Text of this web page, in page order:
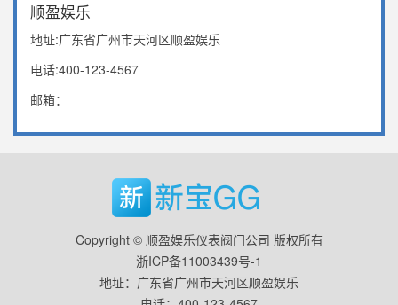
顺盈娱乐
地址:广东省广州市天河区顺盈娱乐
电话:400-123-4567
邮箱：
Copyright © 顺盈娱乐仪表阀门公司 版权所有
浙ICP备11003439号-1
地址：广东省广州市天河区顺盈娱乐